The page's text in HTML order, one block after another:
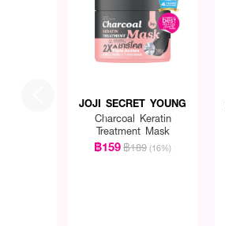
JOJI SECRET YOUNG
Charcoal Keratin
Treatment Mask
฿159฿189 (16%)